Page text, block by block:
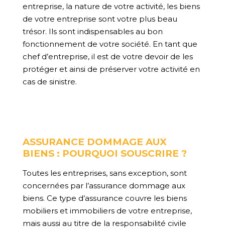
entreprise, la nature de votre activité, les biens
de votre entreprise sont votre plus beau
trésor. Ils sont indispensables au bon
fonctionnement de votre société. En tant que
chef d’entreprise, il est de votre devoir de les
protéger et ainsi de préserver votre activité en
cas de sinistre.
ASSURANCE DOMMAGE AUX
BIENS : POURQUOI SOUSCRIRE ?
Toutes les entreprises, sans exception, sont
concernées par l’assurance dommage aux
biens. Ce type d’assurance couvre les biens
mobiliers et immobiliers de votre entreprise,
mais aussi au titre de la responsabilité civile